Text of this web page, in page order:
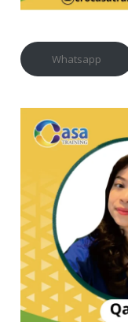
Whatsapp